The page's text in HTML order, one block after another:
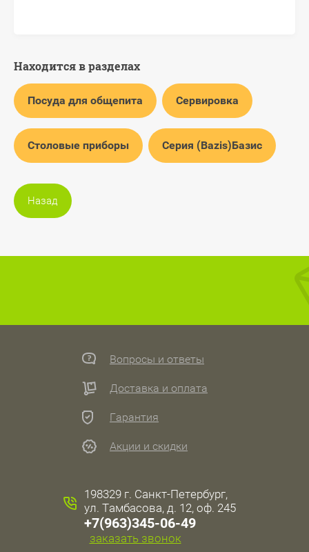
Находится в разделах
Посуда для общепита Сервировка
Столовые приборы Серия (Bazis)Базис
Назад
Вопросы и ответы
Доставка и оплата
Гарантия
Акции и скидки
198329 г. Санкт-Петербург,
ул. Тамбасова, д. 12, оф. 245
+7(963)345-06-49
заказать звонок